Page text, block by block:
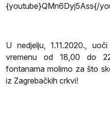
{youtube}QMn6Dyj5Ass{/
U nedjelju, 1.11.2020.,
vremenu od 18,00 do
fontanama molimo za što
iz Zagrebačkih crkvi!